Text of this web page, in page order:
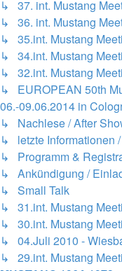
↳ 37. int. Mustang
↳ 36. int. Mustang
↳ 35.int. Mustang
↳ 34.int. Mustang
↳ 32.int. Mustang
↳ EUROPEAN 50th
06.-09.06.2014 in
↳ Nachlese / After
↳ letzte Informationen
↳ Programm &
↳ Ankündigung /
↳ Small Talk
↳ 31.int. Mustang
↳ 30.int. Mustang
↳ 04.Juli 2010 -
↳ 29.int. Mustang